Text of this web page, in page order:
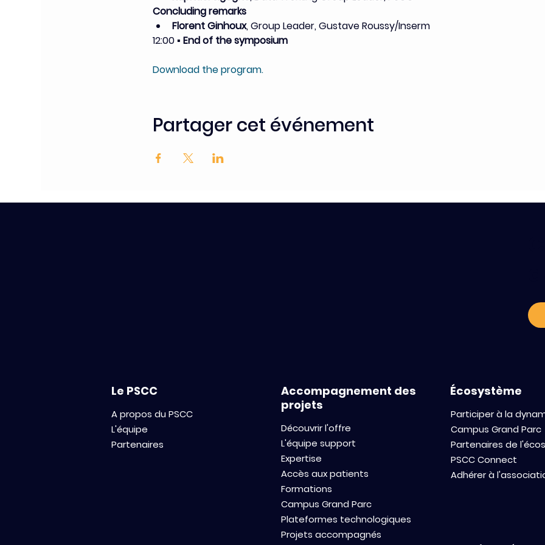
Concluding remarks
Florent Ginhoux, Group Leader, Gustave Roussy/Inserm
12:00 ▪ End o﻿f the symposium
Download the program.
Partager cet événement
Le PSCC
A propos du PSCC
L'équipe
Partenaires
Accompagnement des
projets
Découvrir l'offre
L'équipe support
Expertise
Accès aux patients
Formations
Campus Grand Parc
Plateformes technologiques
Projets accompagnés
Écosystème
Participer à la
Campus Grand Parc
Partenaires de
PSCC Connect
Adhérer à